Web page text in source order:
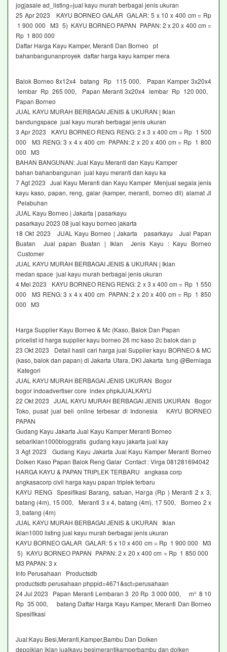
jogjasale ad_listing=jual kayu murah berbagai jenis ukuran
25 Apr 2023 KAYU BORNEO GALAR GALAR: 5 x 10 x 400 cm = Rp
1 900 000 M3 5) KAYU BORNEO PAPAN PAPAN: 2 x 20 x 400 cm =
Rp 1 800 000
Daftar Harga Kayu Kamper, Meranti Dan Borneo pt
bahanbangunanproyek daftar harga kayu kamper mera
Balok Borneo 8x12x4 batang Rp 115 000, Papan Kamper 3x20x4
lembar Rp 265 000, Papan Meranti 3x20x4 lembar Rp 120 000,
Papan Borneo
JUAL KAYU MURAH BERBAGAI JENIS & UKURAN | Iklan
bandungspace jual kayu murah berbagai jenis ukuran
3 Apr 2023 KAYU BORNEO RENG RENG: 2 x 3 x 400 cm = Rp 1 500
000 M3 RENG: 3 x 4 x 400 cm PAPAN: 2 x 20 x 400 cm = Rp 1 800
000 M3
BAHAN BANGUNAN: Jual Kayu Meranti dan Kayu Kamper
bahan bahanbangunan jual kayu meranti dan kayu ka
7 Agt 2023 Jual Kayu Meranti dan Kayu Kamper Menjual segala jenis
kayu kaso, papan, reng, galar (kamper, meranti, borneo dll) alamat Jl
Pelabuhan
JUAL Kayu Borneo | Jakarta | pasarkayu
pasarkayu 2023 08 jual kayu borneo jakarta
18 Okt 2023 JUAL Kayu Borneo | Jakarta pasarkayu Jual Papan
Buatan Jual papan Buatan | Iklan Jenis Kayu : Kayu Borneo
Customer
JUAL KAYU MURAH BERBAGAI JENIS & UKURAN | Iklan
medan space jual kayu murah berbagai jenis ukuran
4 Mei 2023 KAYU BORNEO RENG RENG: 2 x 3 x 400 cm = Rp 1 550
000 M3 RENG: 3 x 4 x 400 cm PAPAN: 2 x 20 x 400 cm = Rp 1 850
000 M3
Harga Supplier Kayu Borneo & Mc (Kaso, Balok Dan Papan
pricelist id harga supplier kayu borneo 26 mc kaso 2c balok dan p
23 Okt 2023 Detail hasil cari harga jual Supplier kayu BORNEO & MC
(kaso, balok dan papan) di Jakarta Utara, DKI Jakarta tung @Berniaga
Kategori
JUAL KAYU MURAH BERBAGAI JENIS UKURAN Bogor
bogor indoadvertiser core index phpkJUALKAYU
22 Okt 2023 JUAL KAYU MURAH BERBAGAI JENIS UKURAN Bogor
Toko, pusat jual beli online terbesar di Indonesia KAYU BORNEO
PAPAN
Gudang Kayu Jakarta Jual Kayu Kamper Meranti Borneo
sebariklan1000bloggratis gudang kayu jakarta jual kay
3 Agt 2023 Gudang Kayu Jakarta Jual Kayu Kamper Meranti Borneo
Dolken Kaso Papan Balok Reng Galar Contact : Virga 081281694042
HARGA KAYU & PAPAN TRIPLEK TERBARU angkasa corp
angkasacorp civil harga kayu papan triplek terbaru
KAYU RENG Spesifikasi Barang, satuan, Harga (Rp ) Meranti 2 x 3,
batang (4m), 15 000, Meranti 3 x 4, batang (4m), 17 500, Borneo 2 x
3, batang (4m)
JUAL KAYU MURAH BERBAGAI JENIS & UKURAN Iklan
iklan1000 listing jual kayu murah berbagai jenis ukuran
KAYU BORNEO GALAR GALAR: 5 x 10 x 400 cm = Rp 1 900 000 M3
5) KAYU BORNEO PAPAN PAPAN: 2 x 20 x 400 cm = Rp 1 850 000
M3 PAPAN: 3 x
Info Perusahaan Productsdb
productsdb perusahaan phppid=4671&sct=perusahaan
24 Jul 2023 Papan Meranti Lembaran 3 20 Rp 3 000 000, m³ 8 10
Rp 35 000, batang Daftar Harga Kayu Kamper, Meranti Dan Borneo
Spesifikasi
Jual:Kayu Besi,Meranti,Kamper,Bambu Dan Dolken
depoiklan iklan jualkayu besimerantikamperbambu dan dolken